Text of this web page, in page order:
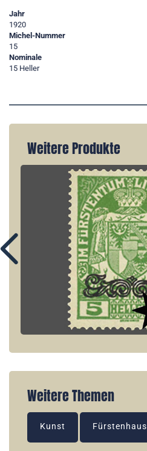
Jahr
1920
Michel-Nummer
15
Nominale
15 Heller
Weitere Produkte
Weitere Themen
Kunst Fürstenhaus